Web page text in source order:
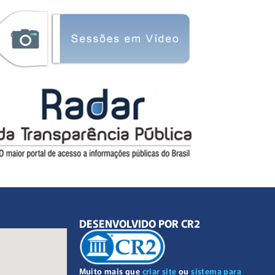
Muito mais que criar site ousistema para
DESENVOLVIDO POR CR2